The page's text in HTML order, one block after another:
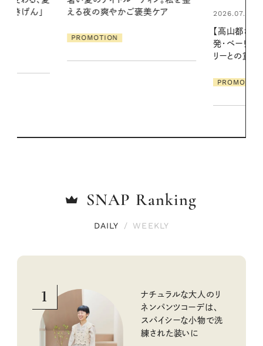
ケア
2026.07.21
発・ベーリングの腕時計】 アクセサ
る【大人気の
SNAP Ranking
DAILY / WEEKLY
1
ナチュラルな大人のリ
ネンパンツコーデは、
スパイシーな小物で洗
練された装いに